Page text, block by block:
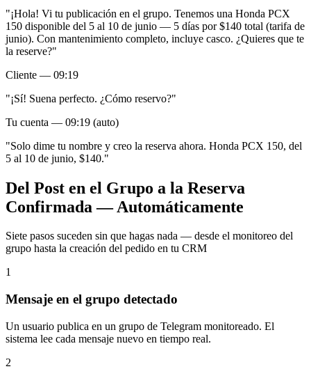
"¡Hola! Vi tu publicación en el grupo. Tenemos una Honda PCX
150 disponible del 5 al 10 de junio — 5 días por $140 total (tarifa de
junio). Con mantenimiento completo, incluye casco. ¿Quieres que te
la reserve?"
Cliente — 09:19
"¡Sí! Suena perfecto. ¿Cómo reservo?"
Tu cuenta — 09:19 (auto)
"Solo dime tu nombre y creo la reserva ahora. Honda PCX 150, del
5 al 10 de junio, $140."
Del Post en el Grupo a la Reserva
Confirmada — Automáticamente
Siete pasos suceden sin que hagas nada — desde el monitoreo del
grupo hasta la creación del pedido en tu CRM
1
Mensaje en el grupo detectado
Un usuario publica en un grupo de Telegram monitoreado. El
sistema lee cada mensaje nuevo en tiempo real.
2